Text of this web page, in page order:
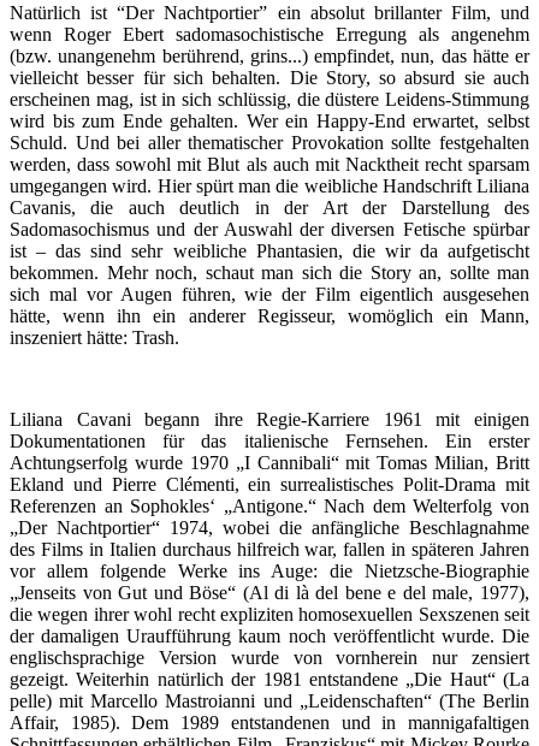
Natürlich ist “Der Nachtportier” ein absolut brillanter Film, und
wenn Roger Ebert sadomasochistische Erregung als angenehm
(bzw. unangenehm berührend, grins...) empfindet, nun, das hätte er
vielleicht besser für sich behalten. Die Story, so absurd sie auch
erscheinen mag, ist in sich schlüssig, die düstere Leidens-Stimmung
wird bis zum Ende gehalten. Wer ein Happy-End erwartet, selbst
Schuld. Und bei aller thematischer Provokation sollte festgehalten
werden, dass sowohl mit Blut als auch mit Nacktheit recht sparsam
umgegangen wird. Hier spürt man die weibliche Handschrift Liliana
Cavanis, die auch deutlich in der Art der Darstellung des
Sadomasochismus und der Auswahl der diversen Fetische spürbar
ist – das sind sehr weibliche Phantasien, die wir da aufgetischt
bekommen. Mehr noch, schaut man sich die Story an, sollte man
sich mal vor Augen führen, wie der Film eigentlich ausgesehen
hätte, wenn ihn ein anderer Regisseur, womöglich ein Mann,
inszeniert hätte: Trash.
Liliana Cavani begann ihre Regie-Karriere 1961 mit einigen
Dokumentationen für das italienische Fernsehen. Ein erster
Achtungserfolg wurde 1970 „I Cannibali“ mit Tomas Milian, Britt
Ekland und Pierre Clémenti, ein surrealistisches Polit-Drama mit
Referenzen an Sophokles‘ „Antigone.“ Nach dem Welterfolg von
„Der Nachtportier“ 1974, wobei die anfängliche Beschlagnahme
des Films in Italien durchaus hilfreich war, fallen in späteren Jahren
vor allem folgende Werke ins Auge: die Nietzsche-Biographie
„Jenseits von Gut und Böse“ (Al di là del bene e del male, 1977),
die wegen ihrer wohl recht expliziten homosexuellen Sexszenen seit
der damaligen Uraufführung kaum noch veröffentlicht wurde. Die
englischsprachige Version wurde von vornherein nur zensiert
gezeigt. Weiterhin natürlich der 1981 entstandene „Die Haut“ (La
pelle) mit Marcello Mastroianni und „Leidenschaften“ (The Berlin
Affair, 1985). Dem 1989 entstandenen und in mannigafaltigen